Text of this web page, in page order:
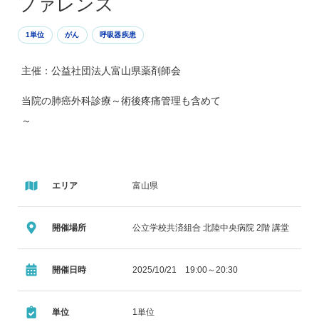
ファレンス
1単位 がん 呼吸器疾患
主催：公益社団法人富山県薬剤師会
当院の肺癌外科診療～術後疼痛管理も含めて
～
エリア 富山県
開催場所 公立学校共済組合 北陸中央病院 2階 講堂
開催日時 2025/10/21 19:00～20:30
単位 1単位